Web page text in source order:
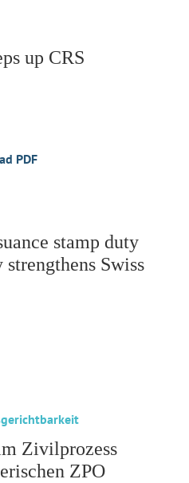
up CRS
PDF
stamp duty
Swiss
Zivilprozess
ZPO